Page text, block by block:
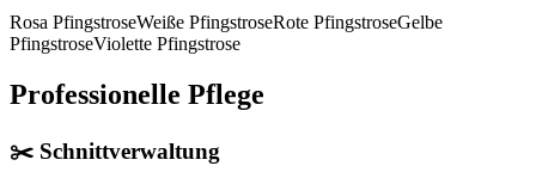
Rosa PfingstroseWeiße PfingstroseRote PfingstroseGelbe
PfingstroseViolette Pfingstrose
Professionelle Pflege
✂️ Schnittverwaltung